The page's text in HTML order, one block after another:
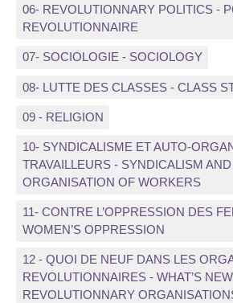
06- REVOLUTIONNARY POLITICS -
REVOLUTIONNAIRE
07- SOCIOLOGIE - SOCIOLOGY
08- LUTTE DES CLASSES - CLASS
09 - RELIGION
10- SYNDICALISME ET AUTO-
TRAVAILLEURS - SYNDICALISM
ORGANISATION OF WORKERS
11- CONTRE L’OPPRESSION DES
WOMEN’S OPPRESSION
12 - QUOI DE NEUF DANS LES
REVOLUTIONNAIRES - WHAT’S
REVOLUTIONNARY